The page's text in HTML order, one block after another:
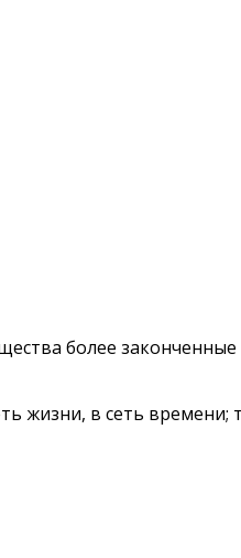
более
жизни, в сеть времени;